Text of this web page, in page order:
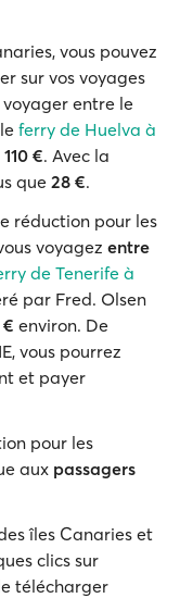
vous pouvez
sur vos voyages
voyager entre le
ferry de Huelva à
110 €. Avec la
que 28 €.
réduction pour les
voyagez entre
de Tenerife à
par Fred. Olsen
environ. De
vous pourrez
et payer
pour les
aux passagers
îles Canaries et
clics sur
télécharger